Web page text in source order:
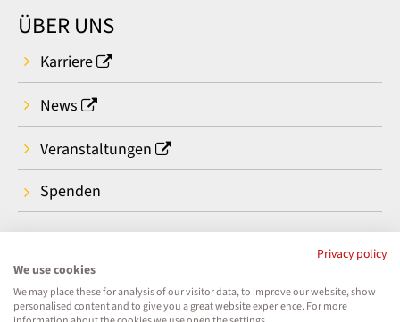
ÜBER UNS
Karriere
News
Veranstaltungen
Spenden
Privacy policy
We use cookies
We may place these for analysis of our visitor data, to improve our website, show
personalised content and to give you a great website experience. For more